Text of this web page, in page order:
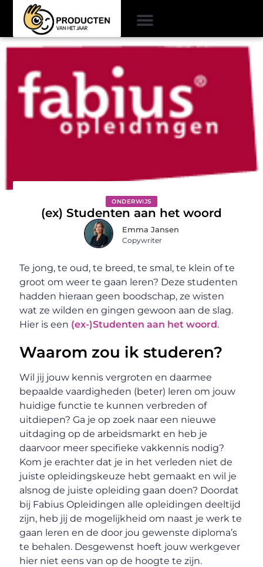
ONDERWIJS
(ex) Studenten aan het woord
Emma Jansen
Copywriter
Te jong, te oud, te breed, te smal, te klein of te
groot om weer te gaan leren? Deze studenten
hadden hieraan geen boodschap, ze wisten
wat ze wilden en gingen gewoon aan de slag.
Hier is een (ex-)Studenten aan het woord.
Waarom zou ik studeren?
Wil jij jouw kennis vergroten en daarmee
bepaalde vaardigheden (beter) leren om jouw
huidige functie te kunnen verbreden of
uitdiepen? Ga je op zoek naar een nieuwe
uitdaging op de arbeidsmarkt en heb je
daarvoor meer specifieke vakkennis nodig?
Kom je erachter dat je in het verleden niet de
juiste opleidingskeuze hebt gemaakt en wil je
alsnog de juiste opleiding gaan doen? Doordat
bij Fabius Opleidingen alle opleidingen deeltijd
zijn, heb jij de mogelijkheid om naast je werk te
gaan leren en de door jou gewenste diploma’s
te behalen. Desgewenst hoeft jouw werkgever
hier niet eens van op de hoogte te zijn.